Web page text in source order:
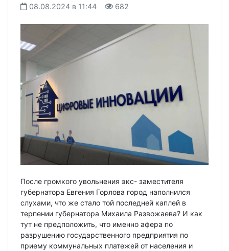
08.08.2024 в 11:44 682
После громкого увольнения экс- заместителя
губернатора Евгения Горлова город наполнился
слухами, что же стало той последней каплей в
терпении губернатора Михаила Развожаева? И как
тут не предположить, что именно афера по
разрушению государственного предприятия по
приему коммунальных платежей от населения и